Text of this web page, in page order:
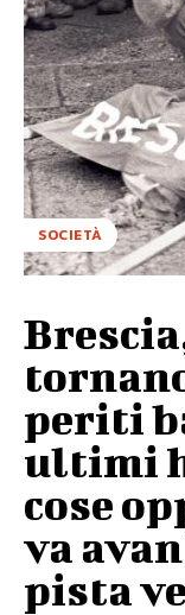
SOCIETÀ
periti
ultimi
cose
va
pista